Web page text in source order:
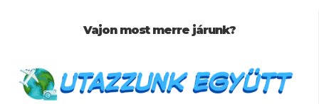
Vajon most merre járunk?